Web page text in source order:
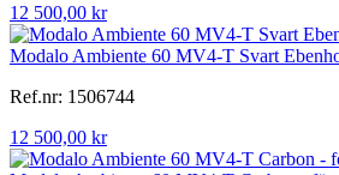
12 500,00 kr
Modalo Ambiente 60 MV4-T Svart
Ref.nr: 1506744
12 500,00 kr